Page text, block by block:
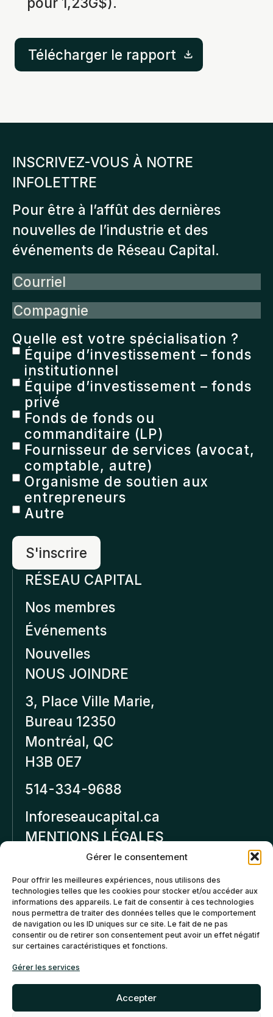
Gérer le consentement
Pour offrir les meilleures expériences, nous utilisons des
technologies telles que les cookies pour stocker et/ou accéder aux
informations des appareils. Le fait de consentir à ces technologies
nous permettra de traiter des données telles que le comportement
de navigation ou les ID uniques sur ce site. Le fait de ne pas
consentir ou de retirer son consentement peut avoir un effet négatif
sur certaines caractéristiques et fonctions.
Gérer les services
Accepter
Télécharger le rapport
INSCRIVEZ-VOUS À NOTRE
INFOLETTRE
Pour être à l’affût des dernières
nouvelles de l’industrie et des
événements de Réseau Capital.
Courriel
Compagnie
Quelle est votre spécialisation ?
Équipe d’investissement – fonds
institutionnel
Équipe d’investissement – fonds
privé
Fonds de fonds ou
commanditaire (LP)
Fournisseur de services (avocat,
comptable, autre)
Organisme de soutien aux
entrepreneurs
Autre
RÉSEAU CAPITAL
Nos membres
Événements
Nouvelles
NOUS JOINDRE
3, Place Ville Marie,
Bureau 12350
Montréal, QC
H3B 0E7
514-334-9688
Inforeseaucapital.ca
MENTIONS LÉGALES
Politique de
confidentialité
Politiques d’annulation et
de remboursement
Politique de cookies (CA)